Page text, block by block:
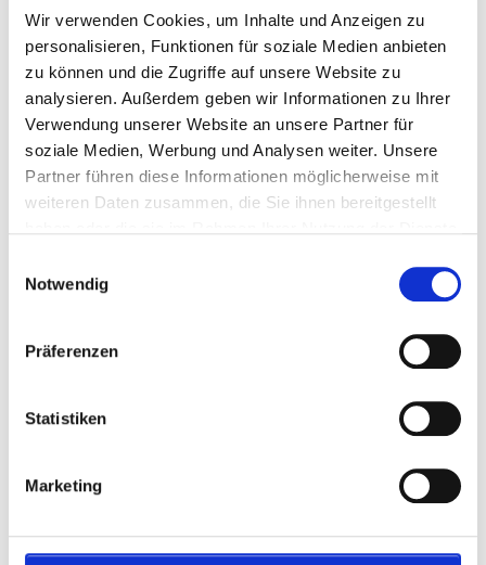
Wir verwenden Cookies, um Inhalte und Anzeigen zu
personalisieren, Funktionen für soziale Medien anbieten
zu können und die Zugriffe auf unsere Website zu
analysieren. Außerdem geben wir Informationen zu Ihrer
Verwendung unserer Website an unsere Partner für
soziale Medien, Werbung und Analysen weiter. Unsere
Partner führen diese Informationen möglicherweise mit
weiteren Daten zusammen, die Sie ihnen bereitgestellt
Notwendig
Präferenzen
Statistiken
Marketing
Kostenlose Getränke
Buffet-Verpflegung
Premium-Sitzplatz
Hostessenservice
1 Nacht
Weniger als 5 Tickets
für diese Ticketkategorie
P.P. AB
€ 337 p.P.